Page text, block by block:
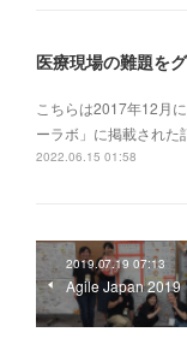
こちらは2017年12月
ーラボ」に掲載された
2022.06.15 01:58
2019.07.19 07:13
Agile Japan 2019